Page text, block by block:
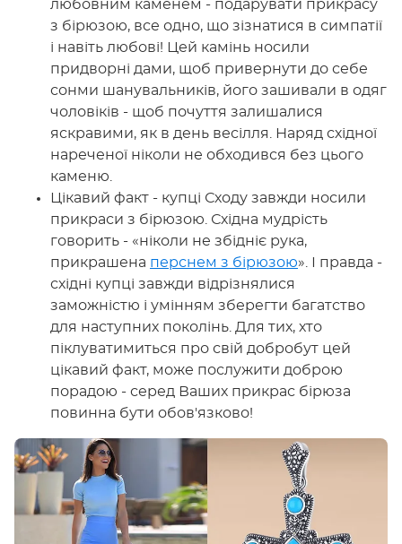
любовним каменем - подарувати прикрасу
з бірюзою, все одно, що зізнатися в симпатії
і навіть любові! Цей камінь носили
придворні дами, щоб привернути до себе
сонми шанувальників, його зашивали в одяг
чоловіків - щоб почуття залишалися
яскравими, як в день весілля. Наряд східної
нареченої ніколи не обходився без цього
каменю.
Цікавий факт - купці Сходу завжди носили
прикраси з бірюзою. Східна мудрість
говорить - «ніколи не збідніє рука,
прикрашена перснем з бірюзою». І правда -
східні купці завжди відрізнялися
заможністю і умінням зберегти багатство
для наступних поколінь. Для тих, хто
піклуватимиться про свій добробут цей
цікавий факт, може послужити доброю
порадою - серед Ваших прикрас бірюза
повинна бути обов'язково!